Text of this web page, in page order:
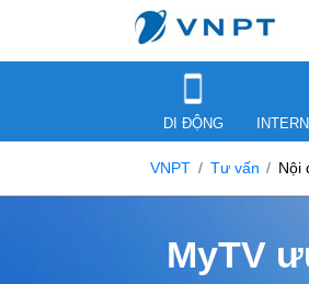
DI ĐỘNG
VNPT Tư vấn Nội
MyTV